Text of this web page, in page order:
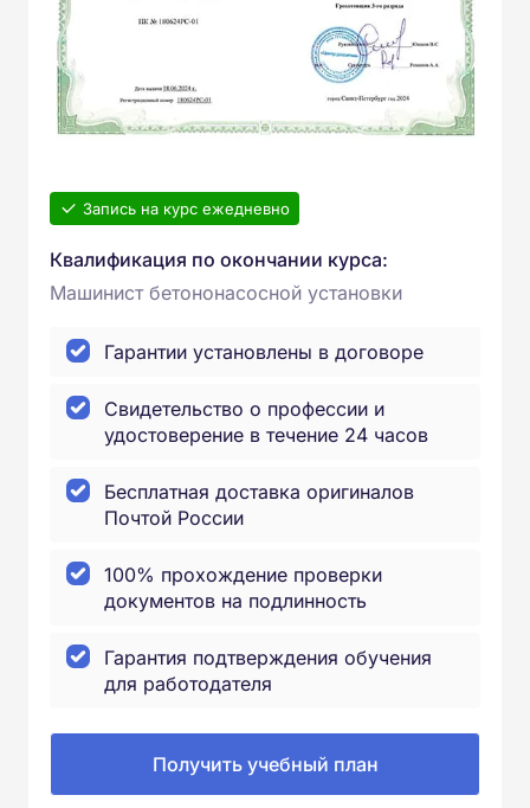
Запись на курс ежедневно
Квалификация по окончании курса:
Машинист бетононасосной установки
Гарантии установлены в договоре
Свидетельство о профессии и
удостоверение в течение 24 часов
Бесплатная доставка оригиналов
Почтой России
100% прохождение проверки
документов на подлинность
Гарантия подтверждения обучения
для работодателя
Получить учебный план